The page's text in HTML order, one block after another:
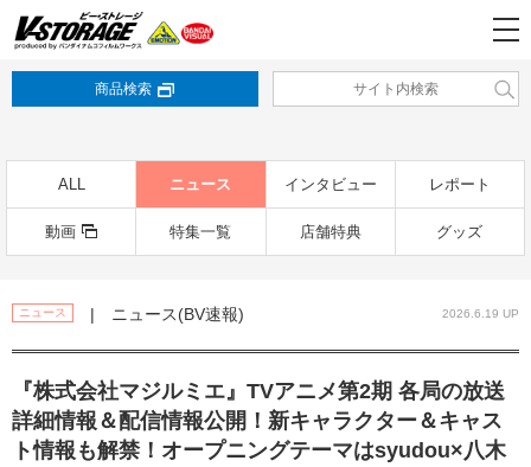
商品検索
ALL ニュース インタビュー レポート
動画 特集一覧 店舗特典 グッズ
ニュース | ニュース(BV速報) 2026.6.19 UP
『株式会社マジルミエ』TVアニメ第2期 各局の放送
詳細情報＆配信情報公開！新キャラクター＆キャス
ト情報も解禁！オープニングテーマはsyudou×八木